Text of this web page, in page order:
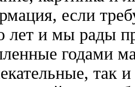
если
лет и мы рады
годами
так